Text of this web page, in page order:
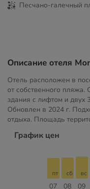
Песчано-галечный
Описание отеля
Отель расположен в
от собственного пляжа.
здания с лифтом и двух
Обновлен в 2024 г.
отдыха. Площадь
График цен
07
пт
08
сб
09
вс